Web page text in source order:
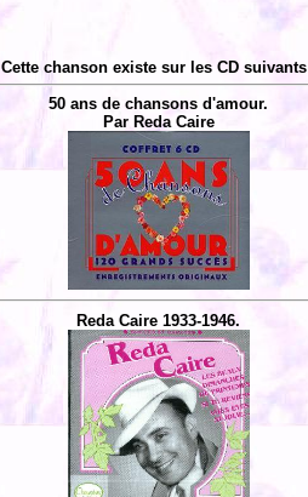
Cette chanson existe sur les CD
50 ans de chansons d'amour.
Par Reda Caire
Reda Caire 1933-1946.